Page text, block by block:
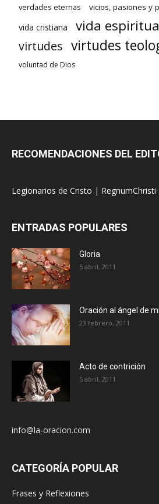
verdades eternas vicios, pasiones y
vida cristiana vida
virtudes virtudes
voluntad de Dios
RECOMENDACIONES DEL
Legionarios de Cristo | RegnumChristi
ENTRADAS POPULARES
Gloria
5 abril, 2011
Oración al ángel de
23 febrero, 2011
Acto de contrición
5 abril, 2011
info@la-oracion.com
CATEGORÍA POPULAR
Frases y Reflexiones